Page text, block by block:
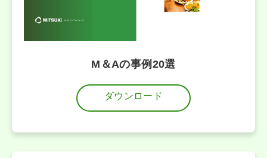
M＆Aの事例20選
ダウンロード